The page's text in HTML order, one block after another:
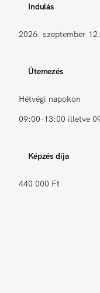
Indulás
2026. szeptember 12.
Ütemezés
Hétvégi napokon
09:00-13:00 illetve
Képzés díja
440 000 Ft